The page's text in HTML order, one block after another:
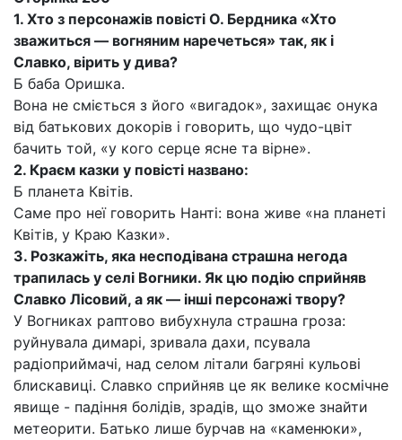
1. Хто з персонажів повісті О. Бердника «Хто
зважиться — вогняним наречеться» так, як і
Славко, вірить у дива?
Б баба Оришка.
Вона не сміється з його «вигадок», захищає онука
від батькових докорів і говорить, що чудо-цвіт
бачить той, «у кого серце ясне та вірне».
2. Краєм казки у повісті названо:
Б планета Квітів.
Саме про неї говорить Нанті: вона живе «на планеті
Квітів, у Краю Казки».
3. Розкажіть, яка несподівана страшна негода
трапилась у селі Вогники. Як цю подію сприйняв
Славко Лісовий, а як — інші персонажі твору?
У Вогниках раптово вибухнула страшна гроза:
руйнувала димарі, зривала дахи, псувала
радіоприймачі, над селом літали багряні кульові
блискавиці. Славко сприйняв це як велике космічне
явище - падіння болідів, зрадів, що зможе знайти
метеорити. Батько лише бурчав на «каменюки»,